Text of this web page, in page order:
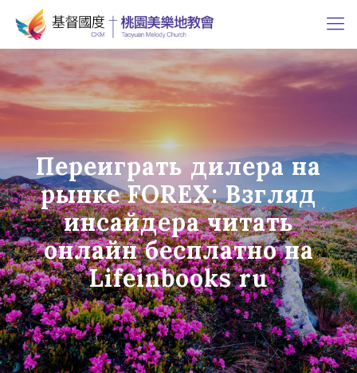
Переиграть дилера на
рынке FOREX: Взгляд
инсайдера читать
онлайн бесплатно на
Lifeinbooks ru